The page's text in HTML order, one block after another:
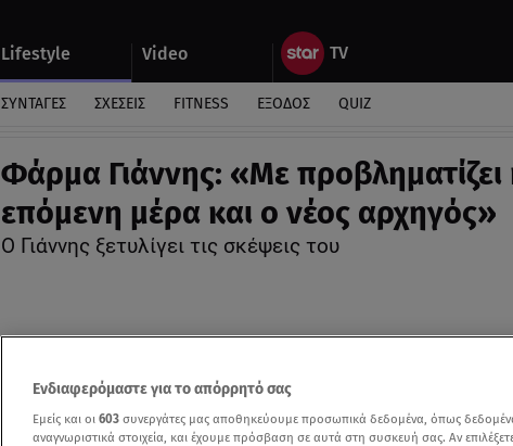
Lifestyle Video
ΣΥΝΤΑΓΕΣ ΣΧΕΣΕΙΣ FITNESS ΕΞΟΔΟΣ QUIZ
Φάρμα Γιάννης: «Με προβληματίζει
επόμενη μέρα και ο νέος αρχηγός»
Ο Γιάννης ξετυλίγει τις σκέψεις του
Ενδιαφερόμαστε για το απόρρητό σας
Εμείς και οι 603 συνεργάτες μας αποθηκεύουμε προσωπικά δεδομένα, όπως
αναγνωριστικά στοιχεία, και έχουμε πρόσβαση σε αυτά στη συσκευή σας. Αν